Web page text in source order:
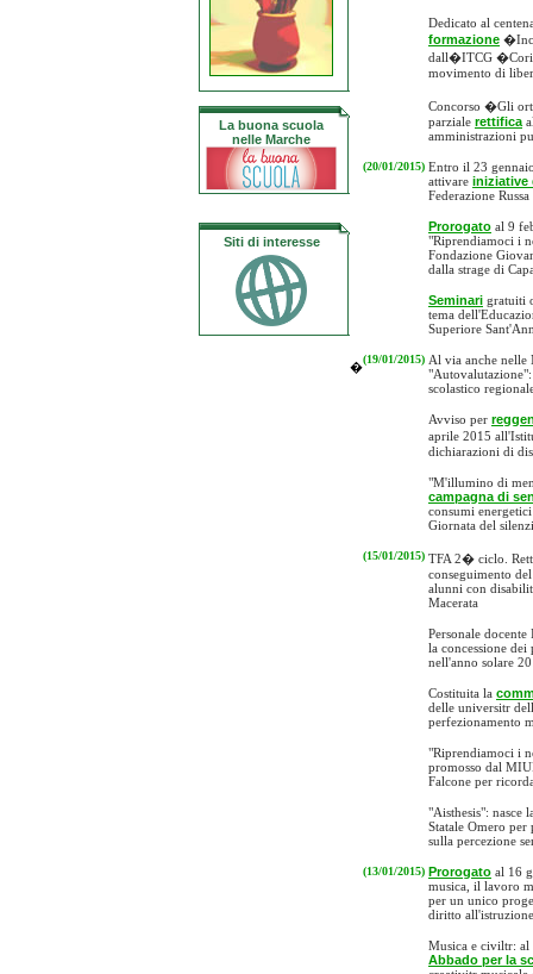
La buona scuola
nelle Marche
Siti di interesse
�
Dedicato al
formazione
dall�ITCG
movimento di
Concorso �Gli
parziale rettifica
amministrazioni
(20/01/2015) Entro il 23
attivare iniziative
Federazione
Prorogato al 9
"Riprendiamoci i
Fondazione
dalla strage di
Seminari gratuiti
tema
Superiore
(19/01/2015) Al via anche nelle
scolastico
Avviso per
aprile 2015
dichiarazioni di
"M'illumino di
campagna di
consumi
Giornata del
(15/01/2015) TFA 2� ciclo.
conseguimento
alunni con
Macerata
Personale
la concessione
nell'anno solare
Costituita la
delle universitr
perfezionamento
"Riprendiamoci i
promosso dal
Falcone per
"Aisthesis": nasce
Statale Omero
sulla percezione
(13/01/2015) Prorogato al 16
musica, il lavoro
per un unico
diritto all'istruzione
Musica e civiltr:
Abbado per la